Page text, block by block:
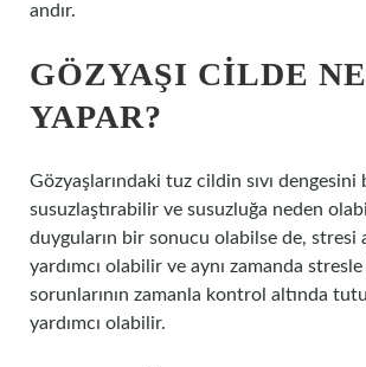
andır.
GÖZYAŞI CILDE NE
YAPAR?
Gözyaşlarındaki tuz cildin sıvı dengesini
susuzlaştırabilir ve susuzluğa neden
duyguların bir sonucu olabilse de, stresi
yardımcı olabilir ve aynı zamanda
sorunlarının zamanla kontrol altında
yardımcı olabilir.